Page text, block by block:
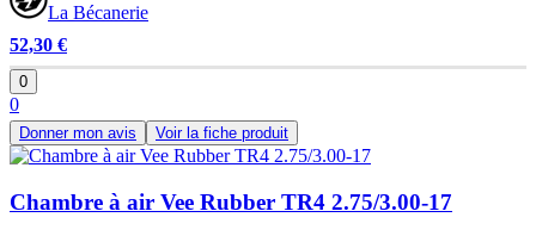
La Bécanerie
52,30 €
0
0
Donner mon avis Voir la fiche produit
Chambre à air Vee Rubber TR4 2.75/3.00-17